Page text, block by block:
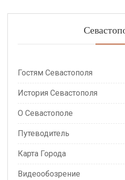
Гостям Севастополя
История Севастополя
О Севастополе
Путеводитель
Карта Города
Видеообозрение